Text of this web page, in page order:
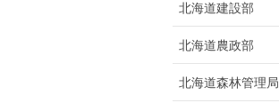
北海道建設部
北海道農政部
北海道森林管理局